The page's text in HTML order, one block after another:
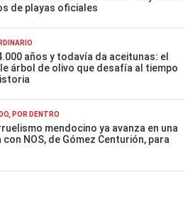
de playas oficiales
años y todavía da aceitunas: el
árbol de olivo que desafía al tiempo
POR DENTRO
mendocino ya avanza en una
con NOS, de Gómez Centurión, para